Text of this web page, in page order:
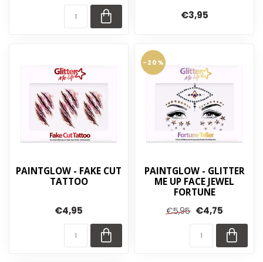
€3,95
PAINTGLOW - FAKE CUT
TATTOO
€4,95
-20%
PAINTGLOW - GLITTER
ME UP FACE JEWEL
FORTUNE
€5,95 €4,75